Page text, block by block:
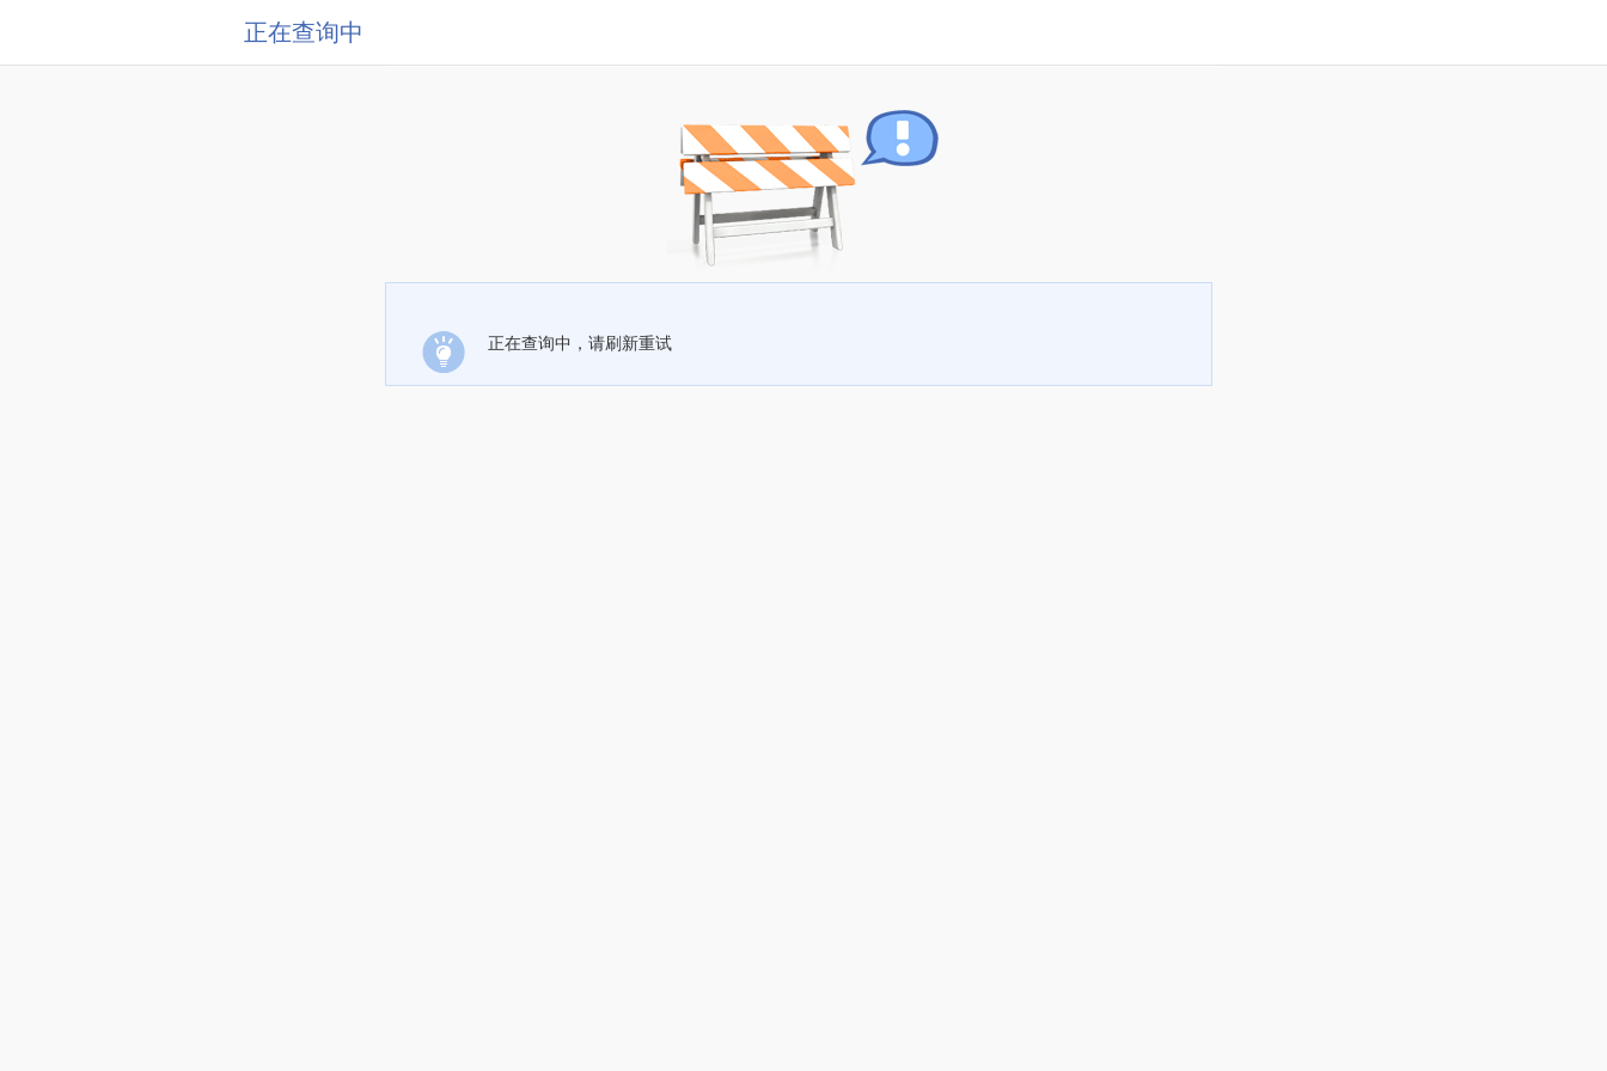
正在查询中
正在查询中，请刷新重试